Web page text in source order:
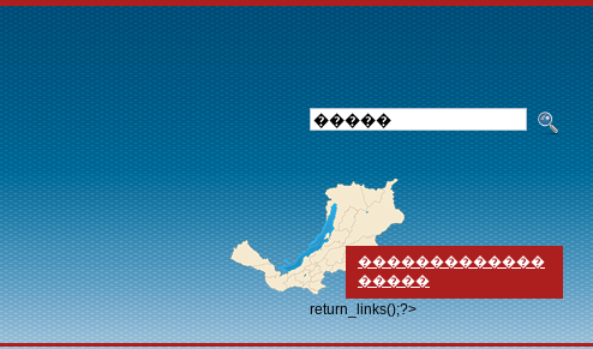
�������������
�����
return_links();?>